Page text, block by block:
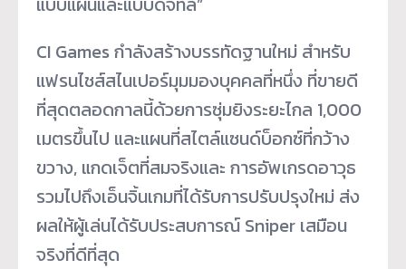
CI Games กำลังสร้างบรรทัดฐานใหม่ สำหรับ
แฟรนไชส์สไนเปอร์มุมมองบุคคลที่หนึ่ง ที่ขายดี
ที่สุดตลอดกาลนี้ด้วยการซุ่มยิงระยะไกล 1,000
เมตรขึ้นไป และแผนที่สไตล์แซนด์บ็อกซ์ที่กว้าง
ขวาง, แกดเจ็ตที่สมจริงและ การอัพเกรดอาวุธ
รวมไปถึงเอ็นจิ้นเกมที่ได้รับการปรับปรุงใหม่ ส่ง
ผลให้ผู้เล่นได้รับประสบการณ์ Sniper เสมือน
จริงที่ดีที่สุด